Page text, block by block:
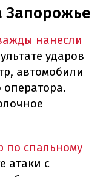
Запорожье
нанесли
ударов
автомобили
оператора.
по спальному
атаки с